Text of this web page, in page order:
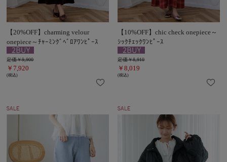
【20%OFF】charming velour
onepiece～ﾁｬｰﾐﾝｸﾞﾍﾞﾛｱﾜﾝﾋﾟｰｽ
定価￥9,900
￥7,920
(税込)
【10%OFF】chic check onepiece～
ｼｯｸﾁｪｯｸﾜﾝﾋﾟｰｽ
定価￥8,910
￥8,019
(税込)